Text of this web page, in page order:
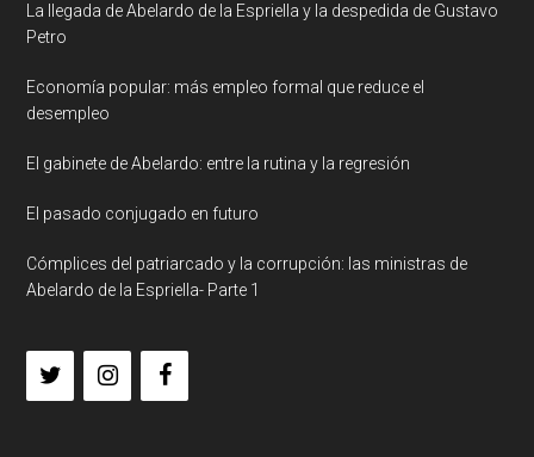
La llegada de Abelardo de la Espriella y la despedida de Gustavo
Petro
Economía popular: más empleo formal que reduce el
desempleo
El gabinete de Abelardo: entre la rutina y la regresión
El pasado conjugado en futuro
Cómplices del patriarcado y la corrupción: las ministras de
Abelardo de la Espriella- Parte 1